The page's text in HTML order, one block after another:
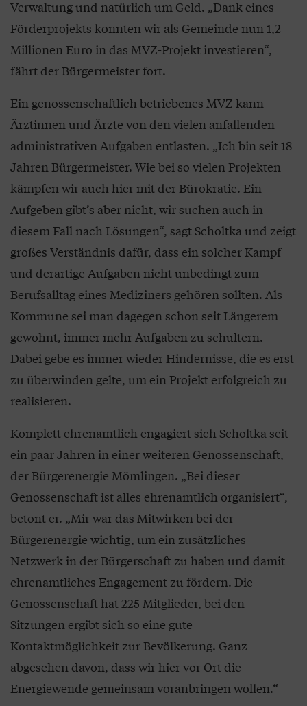
Verwaltung und natürlich um Geld. „Dank eines
Förderprojekts konnten wir als Gemeinde nun 1,2
Millionen Euro in das MVZ-Projekt investieren“,
fährt der Bürgermeister fort.
Ein genossenschaftlich betriebenes MVZ kann
Ärztinnen und Ärzte von den vielen anfallenden
administrativen Aufgaben entlasten. „Ich bin seit 18
Jahren Bürgermeister. Wie bei so vielen Projekten
kämpfen wir auch hier mit der Bürokratie. Ein
Aufgeben gibt’s aber nicht, wir suchen auch in
diesem Fall nach Lösungen“, sagt Scholtka und zeigt
großes Verständnis dafür, dass ein solcher Kampf
und derartige Aufgaben nicht unbedingt zum
Berufsalltag eines Mediziners gehören sollten. Als
Kommune sei man dagegen schon seit Längerem
gewohnt, immer mehr Aufgaben zu schultern.
Dabei gebe es immer wieder Hindernisse, die es erst
zu überwinden gelte, um ein Projekt erfolgreich zu
realisieren.
Komplett ehrenamtlich engagiert sich Scholtka seit
ein paar Jahren in einer weiteren Genossenschaft,
der Bürgerenergie Mömlingen. „Bei dieser
Genossenschaft ist alles ehrenamtlich organisiert“,
betont er. „Mir war das Mitwirken bei der
Bürgerenergie wichtig, um ein zusätzliches
Netzwerk in der Bürgerschaft zu haben und damit
ehrenamtliches Engagement zu fördern. Die
Genossenschaft hat 225 Mitglieder, bei den
Sitzungen ergibt sich so eine gute
Kontaktmöglichkeit zur Bevölkerung. Ganz
abgesehen davon, dass wir hier vor Ort die
Energiewende gemeinsam voranbringen wollen.“